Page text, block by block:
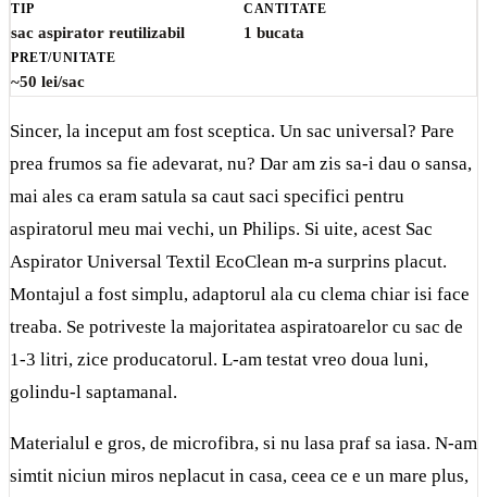
TIP
sac aspirator reutilizabil
CANTITATE
1 bucata
PRET/UNITATE
~50 lei/sac
Sincer, la inceput am fost sceptica. Un sac universal? Pare
prea frumos sa fie adevarat, nu? Dar am zis sa-i dau o sansa,
mai ales ca eram satula sa caut saci specifici pentru
aspiratorul meu mai vechi, un Philips. Si uite, acest Sac
Aspirator Universal Textil EcoClean m-a surprins placut.
Montajul a fost simplu, adaptorul ala cu clema chiar isi face
treaba. Se potriveste la majoritatea aspiratoarelor cu sac de
1-3 litri, zice producatorul. L-am testat vreo doua luni,
golindu-l saptamanal.
Materialul e gros, de microfibra, si nu lasa praf sa iasa. N-am
simtit niciun miros neplacut in casa, ceea ce e un mare plus,